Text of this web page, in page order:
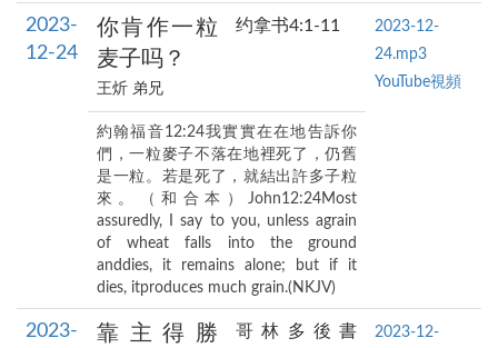
2023-
12-24
你肯作一粒
麦子吗？
王炘 弟兄
约拿书4:1-11
2023-12-
24.mp3
YouTube視頻
約翰福音12:24我實實在在地告訴你
們，一粒麥子不落在地裡死了，仍舊
是一粒。若是死了，就結出許多子粒
來。（和合本）John12:24Most
assuredly, I say to you, unless agrain
of wheat falls into the ground
anddies, it remains alone; but if it
dies, itproduces much grain.(NKJV)
2023-
靠主得勝
哥林多後書
2023-12-